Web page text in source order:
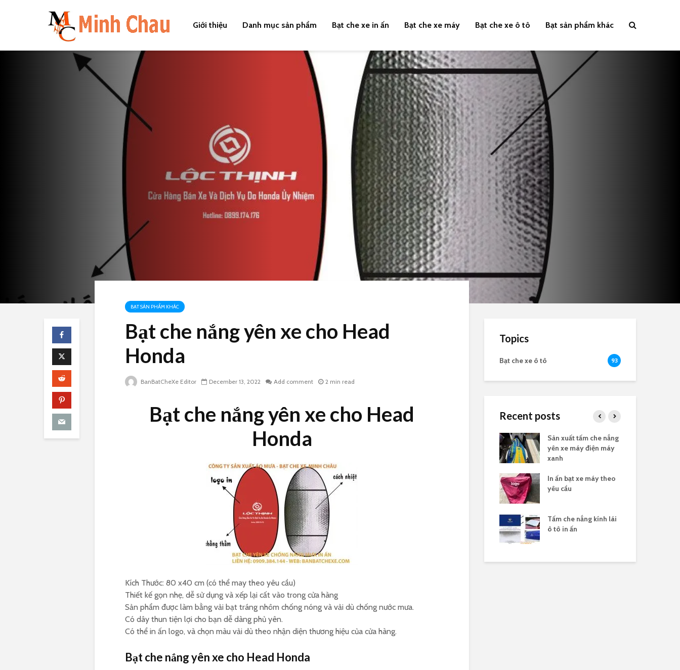
Giới thiệu Danh mục sản phẩm Bạt che xe in ấn Bạt che xe máy Bạt che xe ô tô Bạt sản phẩm khác
BẠT SẢN PHẨM KHÁC
Bạt che nắng yên xe cho Head
Honda
BanBatCheXe Editor December 13, 2022 Add comment 2 min read
Bạt che nắng yên xe cho Head
Honda
Kích Thước: 80 x40 cm (có thể may theo yêu cầu)
Thiết kế gọn nhẹ, dễ sử dụng và xếp lại cất vào trong cửa hàng
Sản phẩm được làm bằng vải bạt tráng nhôm chống nóng và vải dù chống nước mưa.
Có dây thun tiện lợi cho bạn dễ dàng phủ yên.
Có thể in ấn logo, và chọn màu vải dù theo nhận diện thương hiệu của cửa hàng.
Bạt che nắng yên xe cho Head Honda
Topics
Bạt che xe ô tô 93
Recent posts
Bạt trùm xe máy in ấn
theo yêu cầu
Gia công bạt trùm ghế
xe ô tô theo yêu cầu
Sản xuất bao trùm
hàng hoá sau xe máy
Sản xuất tấm che nắng
yên xe máy điện máy
xanh
In ấn bạt xe máy theo
yêu cầu
Tấm che nắng kính lái
ô tô in ấn